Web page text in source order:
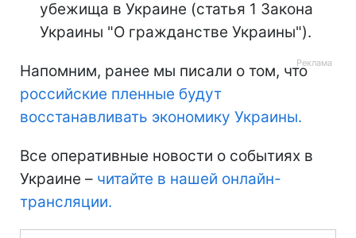
убежища в Украине (статья 1 Закона
Украины "О гражданстве Украины").
Напомним, ранее мы писали о том, что
российские пленные будут
восстанавливать экономику Украины.
Все оперативные новости о событиях в
Украине – читайте в нашей онлайн-
трансляции.